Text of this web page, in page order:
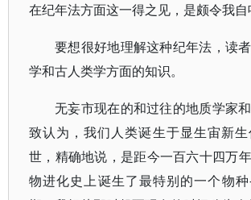
在纪年法方面这一得之见，是颇令我自
要想很好地理解这种纪年法，读
学和古人类学方面的知识。
无妄市现在的和过往的地质学家
致认为，我们人类诞生于显生宙新
世，精确地说，是距今一百六十四万
物进化史上诞生了最特别的一个物